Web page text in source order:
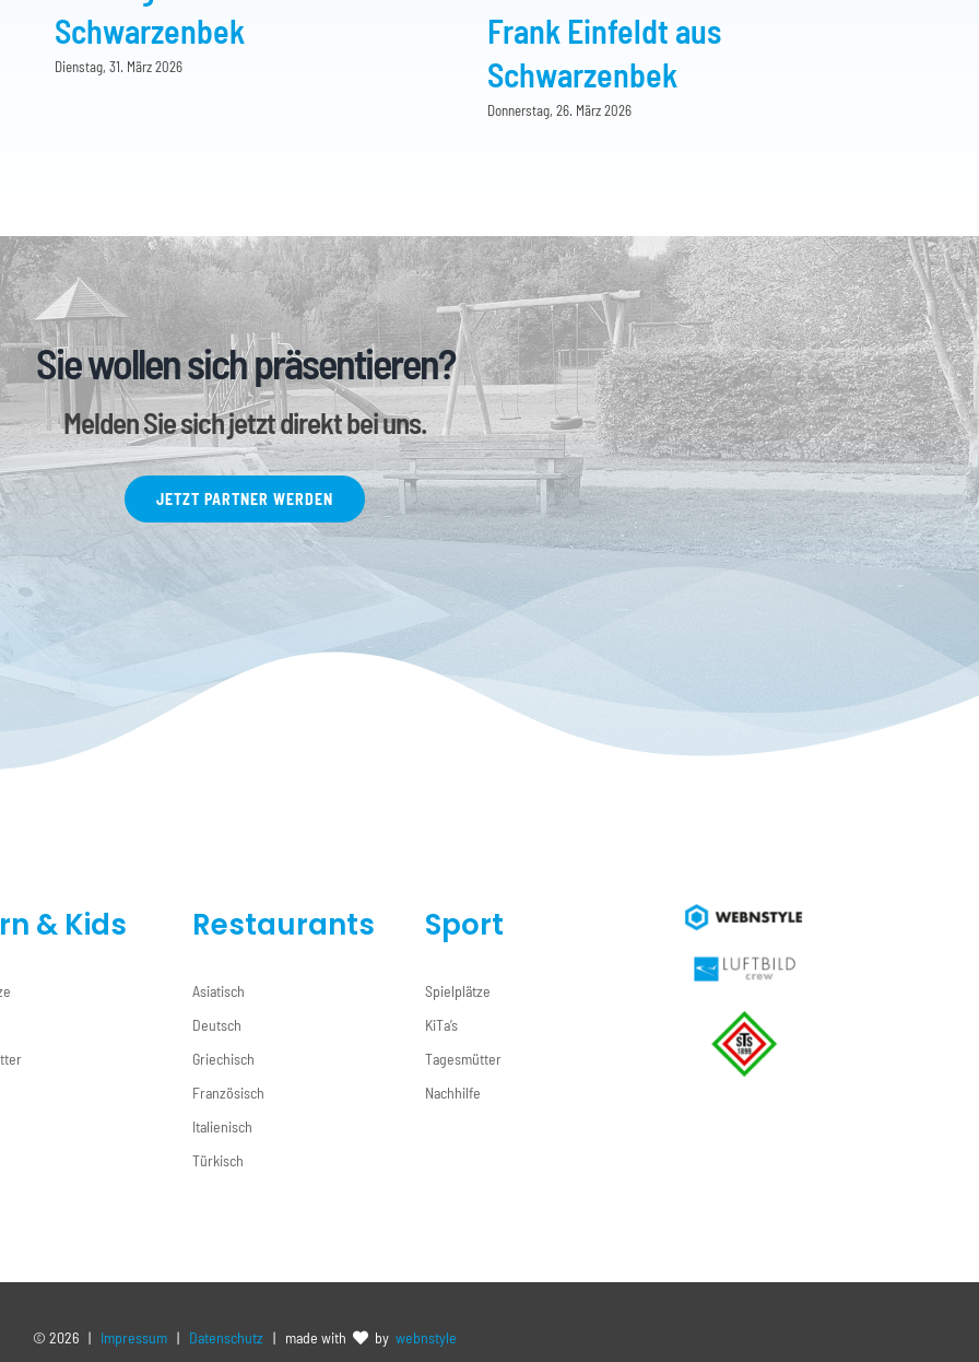
Schwarzenbek
Dienstag, 31. März 2026
Frank Einfeldt aus
Schwarzenbek
Donnerstag, 26. März 2026
Sie wollen sich präsentieren?
Melden Sie sich jetzt direkt bei uns.
JETZT PARTNER WERDEN
& Kids Restaurants
Asiatisch
Deutsch
Griechisch
Französisch
Italienisch
Türkisch
Sport
Spielplätze
KiTa’s
Tagesmütter
Nachhilfe
© 2026 | Impressum | Datenschutz | made with by webnstyle